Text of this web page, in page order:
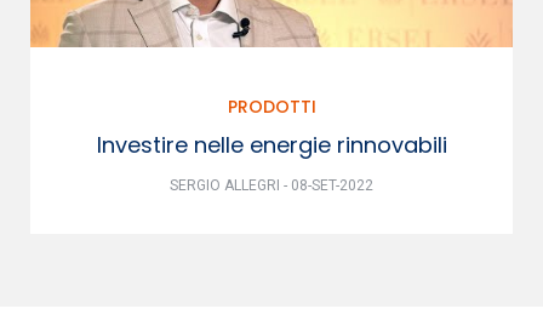
PRODOTTI
Investire nelle energie rinnovabili
SERGIO ALLEGRI - 08-SET-2022